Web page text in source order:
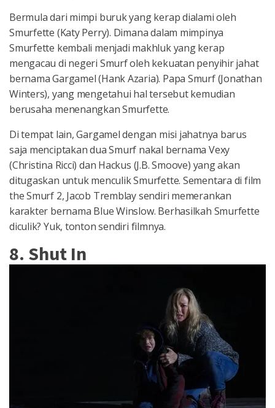
Bermula dari mimpi buruk yang kerap dialami oleh
Smurfette (Katy Perry). Dimana dalam mimpinya
Smurfette kembali menjadi makhluk yang kerap
mengacau di negeri Smurf oleh kekuatan penyihir jahat
bernama Gargamel (Hank Azaria). Papa Smurf (Jonathan
Winters), yang mengetahui hal tersebut kemudian
berusaha menenangkan Smurfette.
Di tempat lain, Gargamel dengan misi jahatnya barus
saja menciptakan dua Smurf nakal bernama Vexy
(Christina Ricci) dan Hackus (J.B. Smoove) yang akan
ditugaskan untuk menculik Smurfette. Sementara di film
the Smurf 2, Jacob Tremblay sendiri memerankan
karakter bernama Blue Winslow. Berhasilkah Smurfette
diculik? Yuk, tonton sendiri filmnya.
8. Shut In